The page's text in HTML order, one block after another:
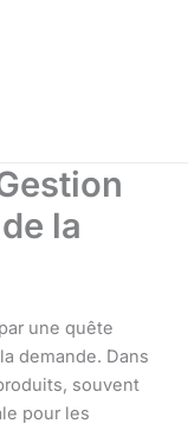
la
une quête
demande. Dans
souvent
pour les